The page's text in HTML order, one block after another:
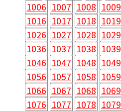
1006 1007 1008 1009
1016 1017 1018 1019
1026 1027 1028 1029
1036 1037 1038 1039
1046 1047 1048 1049
1056 1057 1058 1059
1066 1067 1068 1069
1076 1077 1078 1079